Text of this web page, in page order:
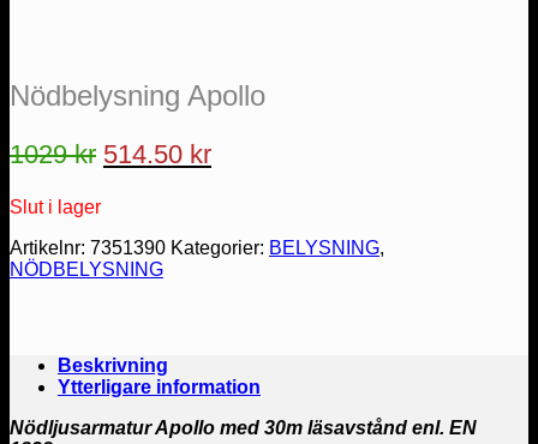
Nödbelysning Apollo
1029kr Det
var:
1029 kr.
514.50 krDet
är:
Slut i lager
Artikelnr: 7351390 Kategorier: BELYSNING,
NÖDBELYSNING
Beskrivning
Ytterligare information
Nödljusarmatur Apollo med 30m läsavstånd enl. EN